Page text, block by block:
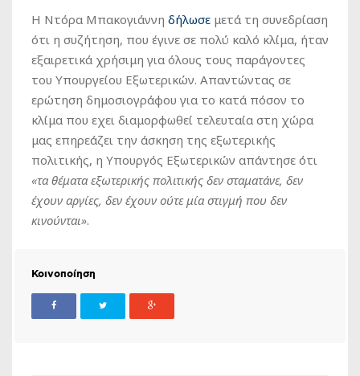
Η Ντόρα Μπακογιάννη δήλωσε μετά τη συνεδρίαση
ότι η συζήτηση, που έγινε σε πολύ καλό κλίμα, ήταν
εξαιρετικά χρήσιμη για όλους τους παράγοντες
του Υπουργείου Εξωτερικών. Απαντώντας σε
ερώτηση δημοσιογράφου για το κατά πόσον το
κλίμα που εχει διαμορφωθεί τελευταία στη χώρα
μας επηρεάζει την άσκηση της εξωτερικής
πολιτικής, η Υπουργός Εξωτερικών απάντησε ότι
«τα θέματα εξωτερικής πολιτικής δεν σταματάνε, δεν
έχουν αργίες, δεν έχουν ούτε μία στιγμή που δεν
κινούνται».
Κοινοποίηση